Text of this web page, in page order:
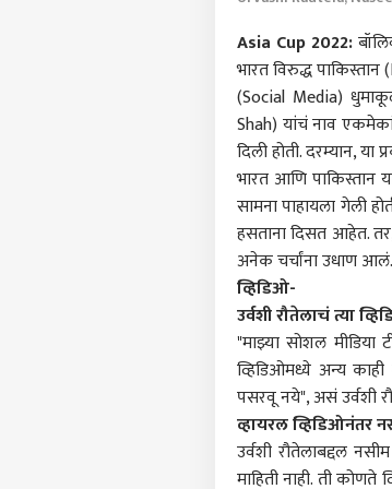
Asia Cup 2022:
भारत विरुद्ध
(Social Media)
Shah) यांचं नाव
दिली होती. दरम्यान, या
भारत आणि पाकिस्तान
सामना पाहायला गेली
हसताना दिसत आहेत.
अनेक चर्चांना उधाण आलं.
व्हिडिओ-
उर्वशी रौतेलाचं त्या
"माझ्या सोशल मीडिया
व्हिडिओमध्ये अन्य
पसरवू नये", असं उर्वशी
व्हायरल व्हिडिओनंतर
उर्वशी रौतेलाबद्दल
माहिती नाही. ती
हॅलो गेस्ट